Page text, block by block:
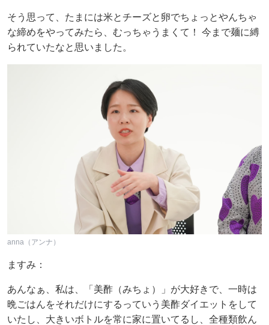
そう思って、たまには米とチーズと卵でちょっとやんちゃ
な締めをやってみたら、むっちゃうまくて！ 今まで麺に縛
られていたなと思いました。
anna（アンナ）
ますみ：
あんなぁ、私は、「美酢（みちょ）」が大好きで、一時は
晩ごはんをそれだけにするっていう美酢ダイエットをして
いたし、大きいボトルを常に家に置いてるし、全種類飲ん